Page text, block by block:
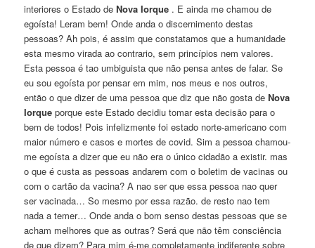
interiores o Estado deNova Iorque . E ainda me chamou de
egoísta! Leram bem! Onde anda o discernimento destas
pessoas? Ah pois, é assim que constatamos que a humanidade
esta mesmo virada ao contrario, sem princípios nem valores.
Esta pessoa é tao umbiguista que não pensa antes de falar. Se
eu sou egoísta por pensar em mim, nos meus e nos outros,
então o que dizer de uma pessoa que diz que não gosta deNova
Iorque porque este Estado decidiu tomar esta decisão para o
bem de todos! Pois infelizmente foi estado norte-americano com
maior número e casos e mortes de covid. Sim a pessoa chamou-
me egoísta a dizer que eu não era o único cidadão a existir. mas
o que é custa as pessoas andarem com o boletim de vacinas ou
com o cartão da vacina? A nao ser que essa pessoa nao quer
ser vacinada… So mesmo por essa razão. de resto nao tem
nada a temer… Onde anda o bom senso destas pessoas que se
acham melhores que as outras? Será que não têm consciência
de que dizem? Para mim é-me completamente indiferente sobre